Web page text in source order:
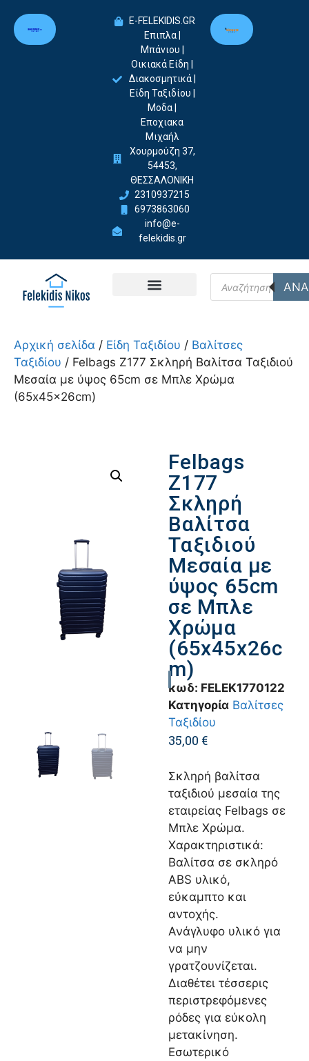
E-FELEKIDIS.GR
Επιπλα |
Μπάνιου |
Οικιακά Είδη |
Διακοσμητικά |
Είδη Ταξιδίου |
Μοδα |
Εποχιακα
Μιχαήλ
Χουρμούζη 37,
54453,
ΘΕΣΣΑΛΟΝΙΚΗ
2310937215
6973863060
info@e-
felekidis.gr
Αρχική σελίδα / Είδη Ταξιδίου / Βαλίτσες
Ταξιδίου / Felbags Ζ177 Σκληρή Βαλίτσα Ταξιδιού
Μεσαία με ύψος 65cm σε Μπλε Χρώμα
(65x45x26cm)
Felbags
Ζ177
Σκληρή
Βαλίτσα
Ταξιδιού
Μεσαία με
ύψος 65cm
σε Μπλε
Χρώμα
(65x45x26c
m)
κωδ: FELEK1770122
Κατηγορία Βαλίτσες
Ταξιδίου
35,00 €
Σκληρή βαλίτσα
ταξιδιού μεσαία της
εταιρείας Felbags σε
Μπλε Χρώμα.
Χαρακτηριστικά:
Βαλίτσα σε σκληρό
ABS υλικό,
εύκαμπτο και
αντοχής.
Ανάγλυφο υλικό για
να μην
γρατζουνίζεται.
Διαθέτει τέσσερις
περιστρεφόμενες
ρόδες για εύκολη
μετακίνηση.
Εσωτερικό